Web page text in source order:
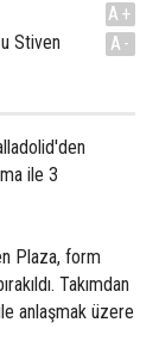
Stiven
A+
A-
ile 3
Plaza, form
Takımdan
anlaşmak üzere